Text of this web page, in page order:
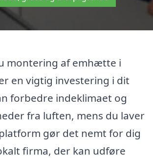
montering af emhætte i
en vigtig investering i dit
forbedre indeklimaet og
fra luften, mens du laver
gør det nemt for dig
firma, der kan udføre